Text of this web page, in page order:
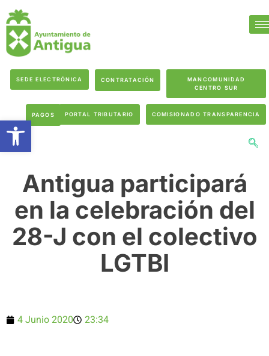
SEDE ELECTRÓNICA CONTRATACIÓN
MANCOMUNIDAD
CENTRO SUR
PAGOS PORTAL TRIBUTARIO COMISIONADO TRANSPARENCIA
Antigua participará
en la celebración del
28-J con el colectivo
LGTBI
4 Junio 2020 23:34
Abrir barra de herramientas